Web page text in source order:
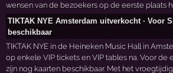
wensen van de bezoekers op de eerste plaats
TIKTAK NYE Amsterdam uitverkocht · Voor
beschikbaar
TIKTAK NYE in de Heineken Music Hall in
op enkele VIP tickets en VIP tables na. Voor
zijn nog kaarten beschikbaar. Met het